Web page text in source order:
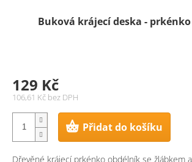
Buková krájecí deska -
106,61 Kč bez DPH
129 Kč
Přidat do košíku
Dřevěné krájecí prkénko obdélník se žlábkem